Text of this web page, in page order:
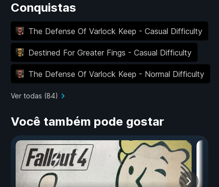
Conquistas
The Defense Of Varlock Keep - Casual Difficulty
Destined For Greater Fings - Casual Difficulty
The Defense Of Varlock Keep - Normal Difficulty
Ver todas (84)
Você também pode gostar